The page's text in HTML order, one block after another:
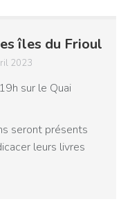
îles du Frioul
2023
sur le Quai
seront présents
leurs livres